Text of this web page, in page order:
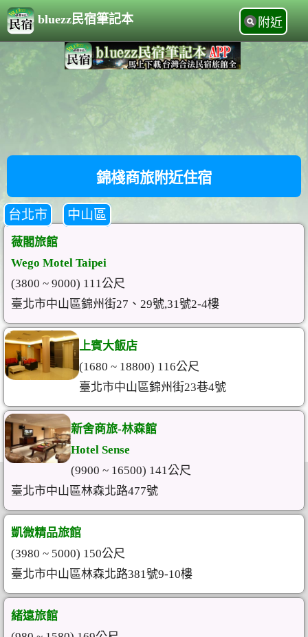
bluezz民宿筆記本 附近
錦棧商旅附近住宿
台北市 中山區
薇閣旅館
Wego Motel Taipei
(3800 ~ 9000) 111公尺
臺北市中山區錦州街27、29號,31號2-4樓
上賓大飯店
(1680 ~ 18800) 116公尺
臺北市中山區錦州街23巷4號
新舍商旅-林森館
Hotel Sense
(9900 ~ 16500) 141公尺
臺北市中山區林森北路477號
凱微精品旅館
(3980 ~ 5000) 150公尺
臺北市中山區林森北路381號9-10樓
緒遠旅館